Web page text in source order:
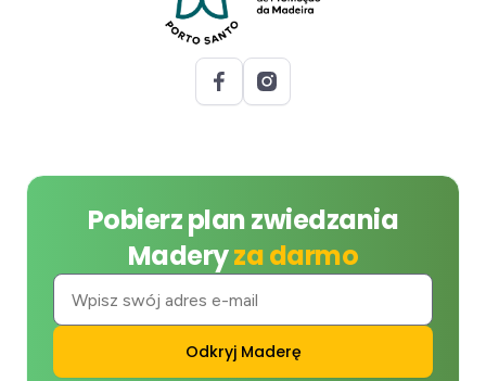
Pobierz plan zwiedzania
Maderyza darmo
Odkryj Maderę